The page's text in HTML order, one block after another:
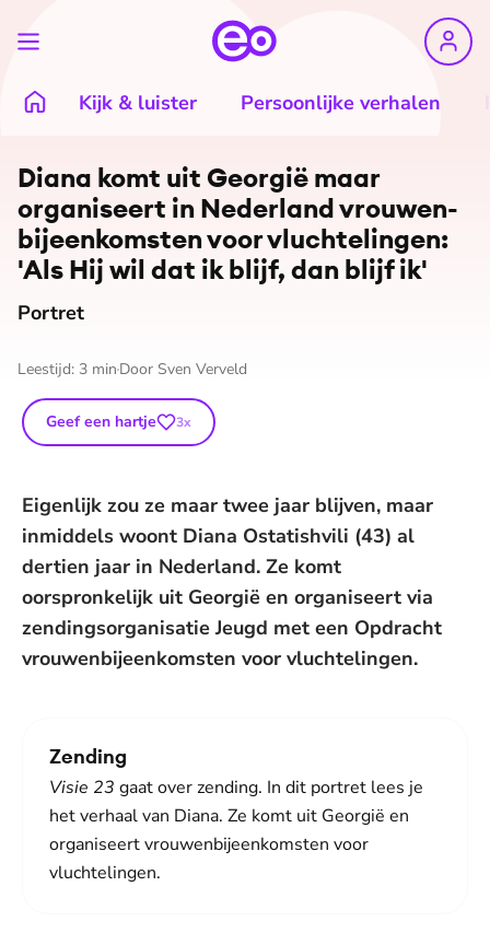
Kijk & luister Persoonlijke verhalen
©Janita Sassen
Diana komt uit Georgië maar
organiseert in Nederland vrou­wen­
bij­een­kom­sten voor vluch­te­lin­gen:
'Als Hij wil dat ik blijf, dan blijf ik'
Portret
Leestijd: 3 min Door Sven Verveld
Geef een hartje 3x
Eigenlijk zou ze maar twee jaar blijven, maar
inmiddels woont Diana Ostatishvili (43) al
dertien jaar in Nederland. Ze komt
oorspronkelijk uit Georgië en organiseert via
zendingsorganisatie Jeugd met een Opdracht
vrouwenbijeenkomsten voor vluchtelingen.
Zending
Visie 23 gaat over zending. In dit portret lees je
het verhaal van Diana. Ze komt uit Georgië en
organiseert vrouwenbijeenkomsten voor
vluchtelingen.